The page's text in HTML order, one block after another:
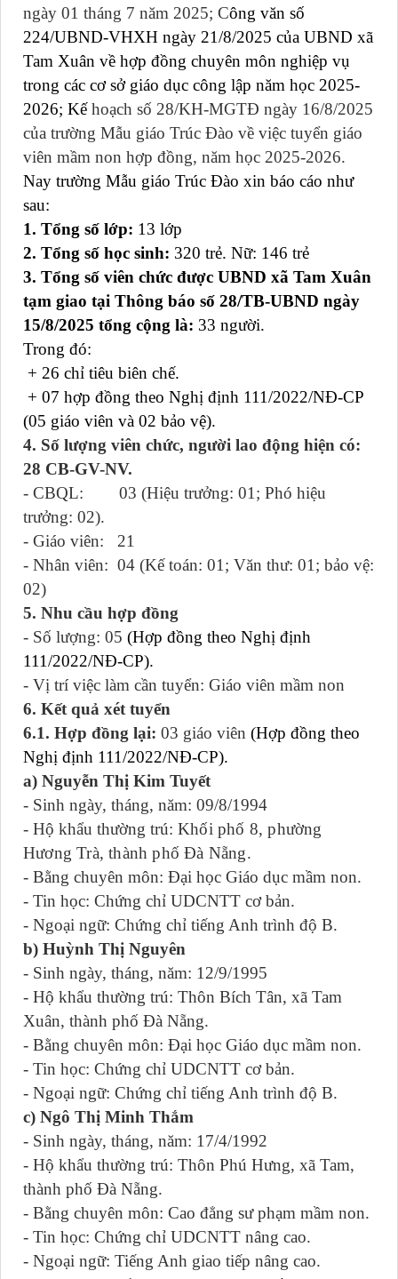
ngày 01 tháng 7 năm 2025; Công văn số
224/UBND-VHXH ngày 21/8/2025 của UBND xã
Tam Xuân về hợp đồng chuyên môn nghiệp vụ
trong các cơ sở giáo dục công lập năm học 2025-
2026; Kếhoạch số 28/KH-MGTĐ ngày 16/8/2025
của trường Mẫu giáo Trúc Đào về việc tuyển giáo
viên mầm non hợp đồng, năm học 2025-2026.
Nay trường Mẫu giáo Trúc Đào xin báo cáo như
sau:
1. Tổng số lớp: 13 lớp
2. Tổng số học sinh: 320 trẻ. Nữ: 146 trẻ
3. Tổng số viên chức được UBND xã Tam Xuân
tạm giao tại Thông báo số 28/TB-UBND ngày
15/8/2025 tổng cộng là: 33 người.
Trong đó:
+ 26 chỉ tiêu biên chế.
+ 07 hợp đồng theo Nghị định 111/2022/NĐ-CP
(05 giáo viên và 02 bảo vệ).
4. Số lượng viên chức, người lao động hiện có:
28 CB-GV-NV.
- CBQL: 03 (Hiệu trưởng: 01; Phó hiệu
trưởng: 02).
- Giáo viên: 21
- Nhân viên: 04 (Kế toán: 01; Văn thư: 01; bảo vệ:
02)
5. Nhu cầu hợp đồng
- Số lượng: 05 (Hợp đồng theo Nghị định
111/2022/NĐ-CP).
- Vị trí việc làm cần tuyển: Giáo viên mầm non
6. Kết quả xét tuyển
6.1. Hợp đồng lại: 03 giáo viên (Hợp đồng theo
Nghị định 111/2022/NĐ-CP).
a) Nguyễn Thị Kim Tuyết
- Sinh ngày, tháng, năm: 09/8/1994
- Hộ khẩu thường trú: Khối phố 8, phường
Hương Trà, thành phố Đà Nẵng.
- Bằng chuyên môn: Đại học Giáo dục mầm non.
- Tin học: Chứng chỉ UDCNTT cơ bản.
- Ngoại ngữ: Chứng chỉ tiếng Anh trình độ B.
b) Huỳnh Thị Nguyên
- Sinh ngày, tháng, năm: 12/9/1995
- Hộ khẩu thường trú: Thôn Bích Tân, xã Tam
Xuân, thành phố Đà Nẵng.
- Bằng chuyên môn: Đại học Giáo dục mầm non.
- Tin học: Chứng chỉ UDCNTT cơ bản.
- Ngoại ngữ: Chứng chỉ tiếng Anh trình độ B.
c) Ngô Thị Minh Thắm
- Sinh ngày, tháng, năm: 17/4/1992
- Hộ khẩu thường trú: Thôn Phú Hưng, xã Tam,
thành phố Đà Nẵng.
- Bằng chuyên môn: Cao đẳng sư phạm mầm non.
- Tin học: Chứng chỉ UDCNTT nâng cao.
- Ngoại ngữ: Tiếng Anh giao tiếp nâng cao.